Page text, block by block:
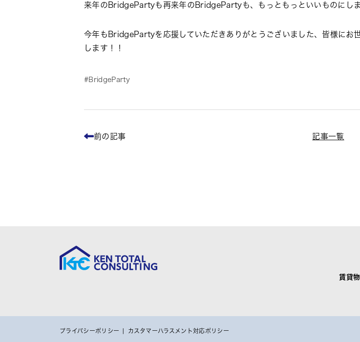
来年のBridgePartyも再来年のBridgePartyも、もっともっといいものにしま
今年もBridgePartyを応援していただきありがとうございました、皆様にお
します！！
BridgeParty
前の記事 記事一覧
賃貸
プライバシーポリシー カスタマーハラスメント対応ポリシー